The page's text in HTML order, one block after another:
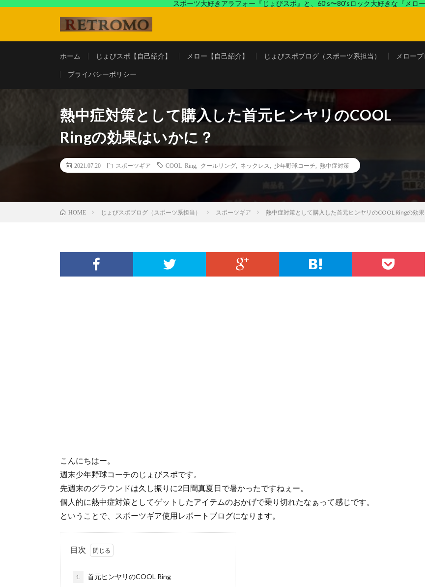
スポーツ大好きアラフォー『じょびスポ』と、60’s〜80’sロック大好きな『メロ
ホーム じょびスポ【自己紹介】 メロー【自己紹介】 じょびスポブログ（スポーツ系担当） メロー
プライバシーポリシー
熱中症対策として購入した首元ヒンヤリのCOOL
Ringの効果はいかに？
2021.07.20 スポーツギア COOL Ring クールリング ネックレス 少年野球コーチ 熱中症対策
HOME じょびスポブログ（スポーツ系担当） スポーツギア 熱中症対策として購入した首元ヒンヤリのCOOL Ringの効
こんにちはー。
週末少年野球コーチのじょびスポです。
先週末のグラウンドは久し振りに2日間真夏日で暑かったですねぇー。
個人的に熱中症対策としてゲットしたアイテムのおかげで乗り切れたなぁって感じです。
ということで、スポーツギア使用レポートブログになります。
目次
1. 首元ヒンヤリのCOOL Ring